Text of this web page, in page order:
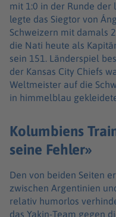
mit 1:0 in der Runde der
legte das Siegtor von
Schweizern mit damals
die Nati heute als
sein 151. Länderspiel
der Kansas City Chiefs
Weltmeister auf die
in himmelblau
Kolumbiens
seine Fehler»
Den von beiden Seiten
zwischen Argentinien
relativ humorlos
das Yakin-Team gegen